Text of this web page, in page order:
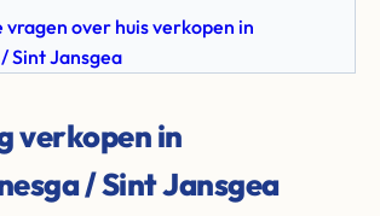
vragen over huis verkopen in
Sint Jansgea
verkopen in
/ Sint Jansgea